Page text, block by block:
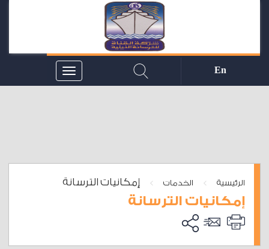
En
الرئيسية > الخدمات > إمكانيات الترسانة
إمكانيات الترسانة